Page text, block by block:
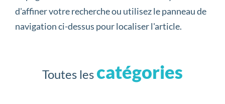
d'affiner votre recherche ou utilisez le panneau de
navigation ci-dessus pour localiser l'article.
Toutes les catégories